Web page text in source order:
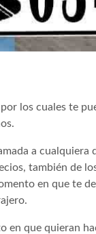
los cuales te
a cualquiera
también de
en que te
en que quieran